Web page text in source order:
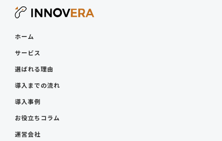
ホーム
サービス
選ばれる理由
導入までの流れ
導入事例
お役立ちコラム
運営会社